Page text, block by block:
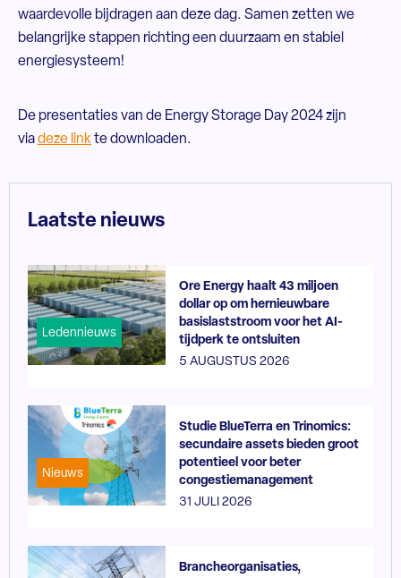
waardevolle bijdragen aan deze dag. Samen zetten we
belangrijke stappen richting een duurzaam en stabiel
energiesysteem!
De presentaties van de Energy Storage Day 2024 zijn
viadeze linkte downloaden.
Laatste nieuws
Ledennieuws
Ore Energy haalt 43 miljoen
dollar op om hernieuwbare
basislaststroom voor het AI-
tijdperk te ontsluiten
5 AUGUSTUS 2026
Nieuws
Studie BlueTerra en Trinomics:
secundaire assets bieden groot
potentieel voor beter
congestiemanagement
31 JULI 2026
Brancheorganisaties,